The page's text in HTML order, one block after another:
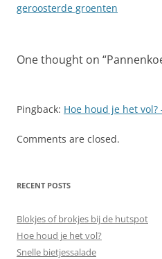
navigation
geroosterde groenten
One thought on “
Pingback: Hoe houd je het vol?
Comments are closed.
RECENT POSTS
Blokjes of brokjes bij de hutspot
Hoe houd je het vol?
Snelle bietjessalade